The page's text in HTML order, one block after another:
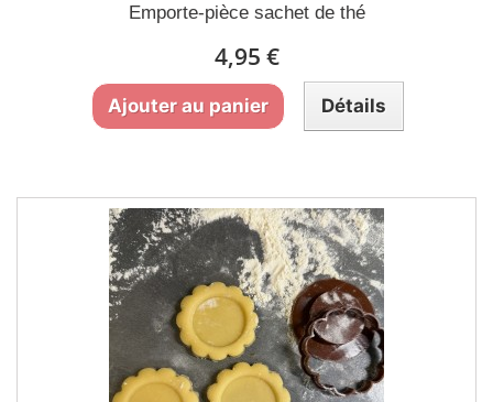
Emporte-pièce sachet de thé
4,95 €
Ajouter au panier Détails